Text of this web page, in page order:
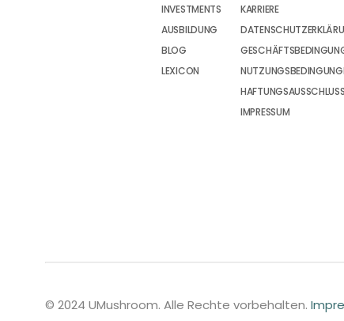
INVESTMENTS
AUSBILDUNG
BLOG
LEXICON
KARRIERE
HAFTUNGSAUSSCHLUSS
IMPRESSUM
© 2024 UMushroom. Alle Rechte vorbehalten.